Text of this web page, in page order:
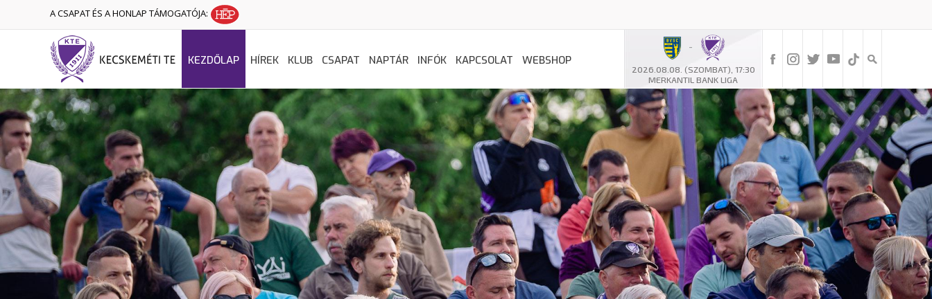
A CSAPAT ÉS A HONLAP TÁMOGATÓJA:
-
2026.08.08. (SZOMBAT), 17:30
MERKANTIL BANK LIGA
KEZDŐLAP HÍREK KLUB CSAPAT NAPTÁR INFÓK KAPCSOLAT WEBSHOP